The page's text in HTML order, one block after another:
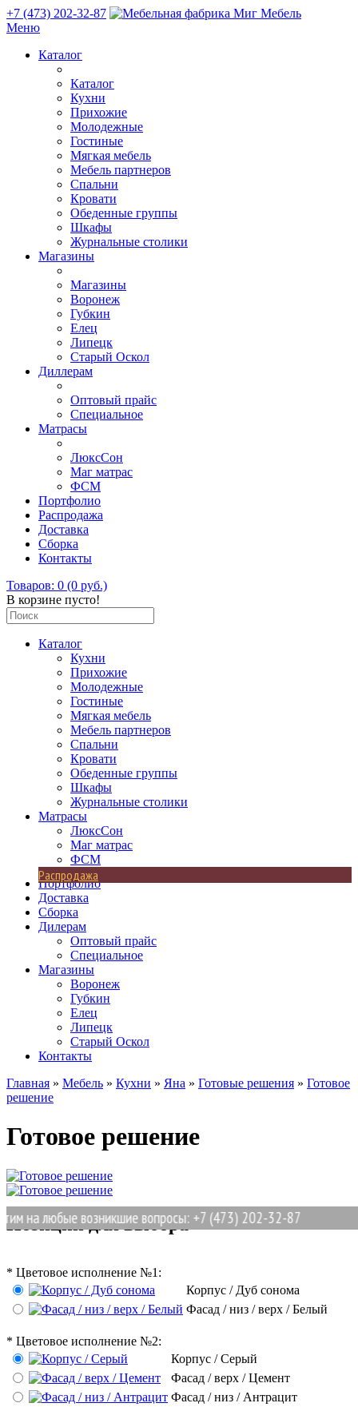
+7 (473) 202-32-87
Меню
Каталог
Каталог
Кухни
Прихожие
Молодежные
Гостиные
Мягкая мебель
Мебель партнеров
Спальни
Кровати
Обеденные группы
Шкафы
Журнальные столики
Магазины
Магазины
Воронеж
Губкин
Елец
Липецк
Старый Оскол
Диллерам
Оптовый прайс
Специальное
Матрасы
ЛюксСон
Маг матрас
ФСМ
Портфолио
Распродажа
Доставка
Сборка
Контакты
Товаров: 0 (0 руб.)
В корзине пусто!
Каталог
Кухни
Прихожие
Молодежные
Гостиные
Мягкая мебель
Мебель партнеров
Спальни
Кровати
Обеденные группы
Шкафы
Журнальные столики
Матрасы
ЛюксСон
Маг матрас
ФСМ
Распродажа
Портфолио
Доставка
Сборка
Дилерам
Оптовый прайс
Специальное
Магазины
Воронеж
Губкин
Елец
Липецк
Старый Оскол
Контакты
на любые возникшие вопросы: +7 (473) 202-32-87
Главная » Мебель » Кухни » Яна » Готовые решения » Готовое
решение
Готовое решение
Позиции для выбора
* Цветовое исполнение №1:
Корпус / Дуб сонома
Фасад / низ / верх / Белый
* Цветовое исполнение №2:
Корпус / Серый
Фасад / верх / Цемент
Фасад / низ / Антрацит